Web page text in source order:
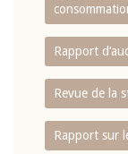
Rapport
Revue de la
Rapport sur